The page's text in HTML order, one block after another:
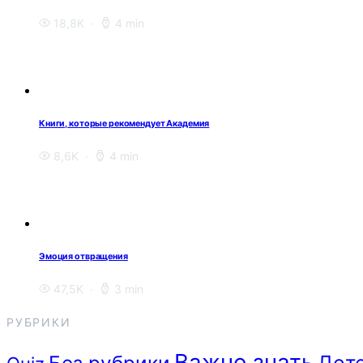
18,8K 4 min
Книги, которые рекомендует Академия
8,6K 4 min
Эмоция отвращения
47,5K 3 min
РУБРИКИ